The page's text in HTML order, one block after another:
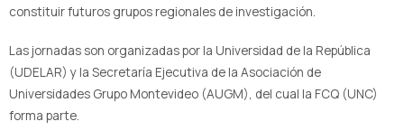
constituir futuros grupos regionales de investigación.
Las jornadas son organizadas por la Universidad de la República
(UDELAR) y la Secretaría Ejecutiva de la Asociación de
Universidades Grupo Montevideo (AUGM), del cual la FCQ (UNC)
forma parte.